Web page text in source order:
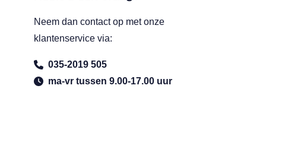
Neem dan contact op met onze
klantenservice via:
035-2019 505
ma-vr tussen 9.00-17.00 uur